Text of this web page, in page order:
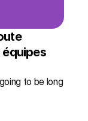
équipes
to be long